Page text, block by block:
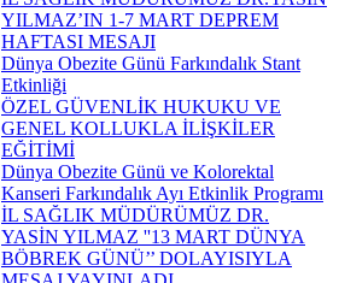
YILMAZ’IN 1-7 MART DEPREM
HAFTASI MESAJI
Dünya Obezite Günü Farkındalık Stant
Etkinliği
ÖZEL GÜVENLİK HUKUKU VE
GENEL KOLLUKLA İLİŞKİLER
EĞİTİMİ
Dünya Obezite Günü ve Kolorektal
Kanseri Farkındalık Ayı Etkinlik Programı
İL SAĞLIK MÜDÜRÜMÜZ DR.
YASİN YILMAZ ''13 MART DÜNYA
BÖBREK GÜNÜ’’ DOLAYISIYLA